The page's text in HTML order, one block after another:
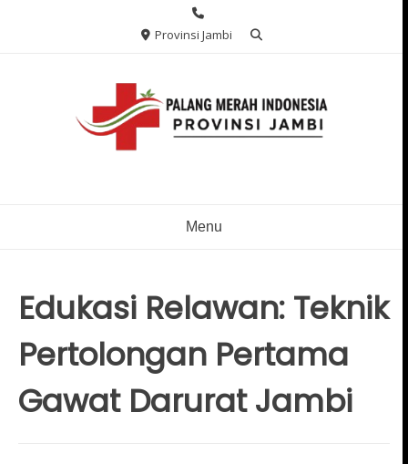
Provinsi Jambi
Menu
Edukasi Relawan: Teknik
Pertolongan Pertama
Gawat Darurat Jambi